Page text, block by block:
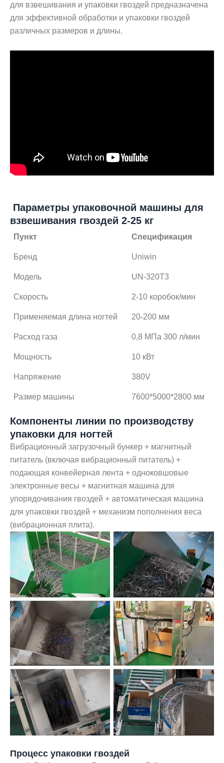
для взвешивания и упаковки гвоздей предназначена
для эффективной обработки и упаковки гвоздей
различных размеров и длины.
Параметры упаковочной машины для
взвешивания гвоздей 2-25 кг
Пункт Спецификация
Бренд Uniwin
Модель UN-320T3
Скорость 2-10 коробок/мин
Применяемая длина ногтей 20-200 мм
Расход газа 0,8 МПа 300 л/мин
Мощность 10 кВт
Напряжение 380V
Размер машины 7600*5000*2800 мм
Компоненты линии по производству
упаковки для ногтей
Вибрационный загрузочный бункер + магнитный
питатель (включая вибрационный питатель) +
подающая конвейерная лента + одноковшовые
электронные весы + магнитная машина для
упорядочивания гвоздей + автоматическая машина
для упаковки гвоздей + механизм пополнения веса
(вибрационная плита).
Процесс упаковки гвоздей